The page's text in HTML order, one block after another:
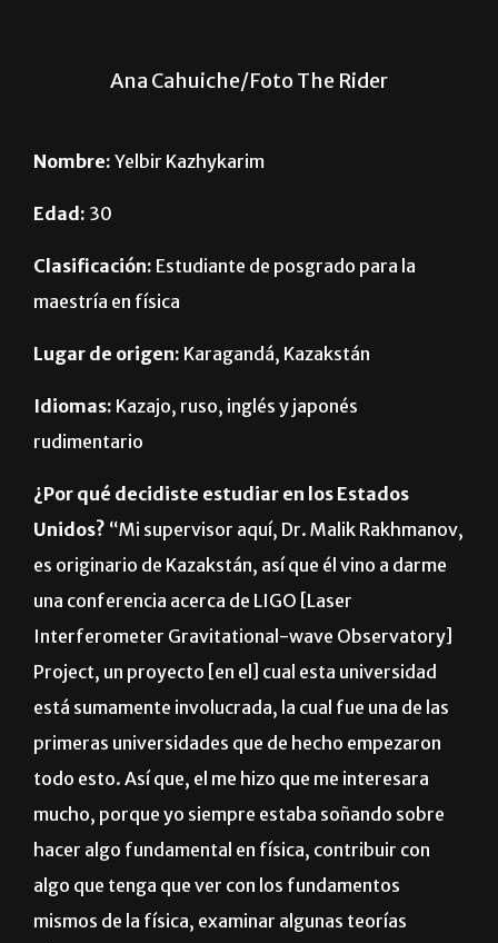
Ana Cahuiche/Foto The Rider
Nombre: Yelbir Kazhykarim
Edad: 30
Clasificación: Estudiante de posgrado para la
maestría en física
Lugar de origen: Karagandá, Kazakstán
Idiomas: Kazajo, ruso, inglés y japonés
rudimentario
¿Por qué decidiste estudiar en los Estados
Unidos? “Mi supervisor aquí, Dr. Malik Rakhmanov,
es originario de Kazakstán, así que él vino a darme
una conferencia acerca de LIGO [Laser
Interferometer Gravitational-wave Observatory]
Project, un proyecto [en el] cual esta universidad
está sumamente involucrada, la cual fue una de las
primeras universidades que de hecho empezaron
todo esto. Así que, el me hizo que me interesara
mucho, porque yo siempre estaba soñando sobre
hacer algo fundamental en física, contribuir con
algo que tenga que ver con los fundamentos
mismos de la física, examinar algunas teorías